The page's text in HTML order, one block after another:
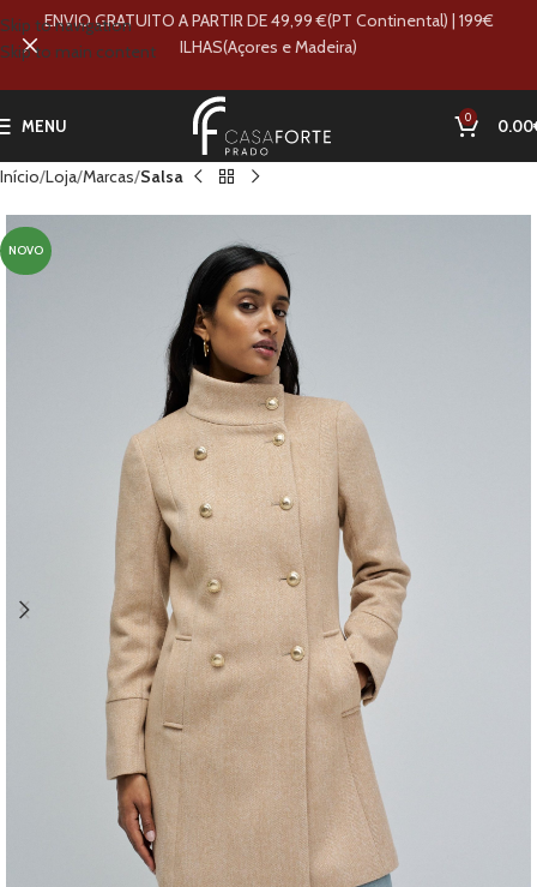
Skip to navigation
Skip to main content
MENU 0 0.00
Início Loja Marcas Salsa
NOVO
ENVIO GRATUITO A PARTIR DE 49,99 €(PT Continental) | 199€
ILHAS(Açores e Madeira)